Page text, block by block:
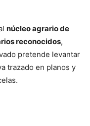
núcleo agrario de
reconocidos,
pretende levantar
trazado en planos y